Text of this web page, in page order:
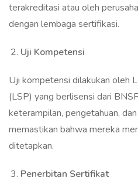
terakreditasi atau oleh
dengan lembaga sertifikasi.
Uji Kompetensi
Uji kompetensi dilakukan oleh
(LSP) yang berlisensi dari
keterampilan, pengetahuan,
memastikan bahwa mereka
ditetapkan.
Penerbitan Sertifikat